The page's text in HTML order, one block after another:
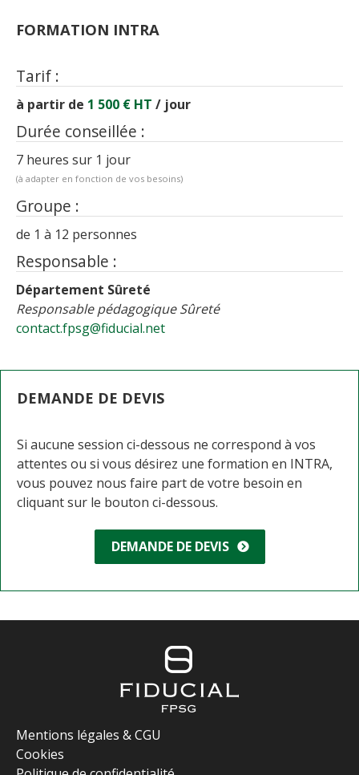
FORMATION INTRA
Tarif :
à partir de 1 500 € HT / jour
Durée conseillée :
7 heures sur 1 jour
(à adapter en fonction de vos besoins)
Groupe :
de 1 à 12 personnes
Responsable :
Département Sûreté
Responsable pédagogique Sûreté
contact.fpsg@fiducial.net
DEMANDE DE DEVIS
Si aucune session ci-dessous ne correspond à vos
attentes ou si vous désirez une formation en INTRA,
vous pouvez nous faire part de votre besoin en
cliquant sur le bouton ci-dessous.
DEMANDE DE DEVIS
Mentions légales & CGU
Cookies